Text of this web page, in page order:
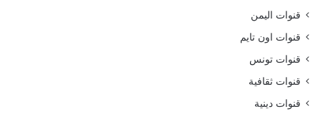
قنوات اليمن
قنوات اون تايم
قنوات تونس
قنوات ثقافية
قنوات دينية